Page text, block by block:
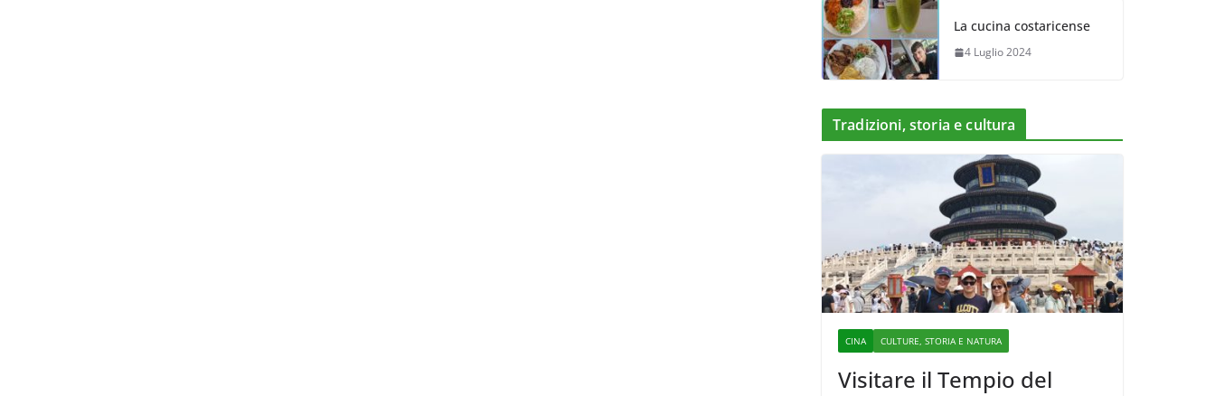
La cucina costaricense
4 Luglio 2024
Tradizioni, storia e cultura
CINA CULTURE, STORIA E NATURA
Visitare il Tempio del